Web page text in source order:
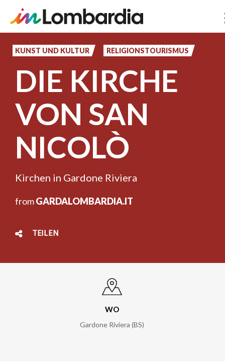
zumKUNST UND KULTUR RELIGIONSTOURISMUS
DIE KIRCHE
VON SAN
NICOLÒ
Kirchen in Gardone Riviera
fromGARDALOMBARDIA.IT
TEILEN
WO
Gardone Riviera (BS)